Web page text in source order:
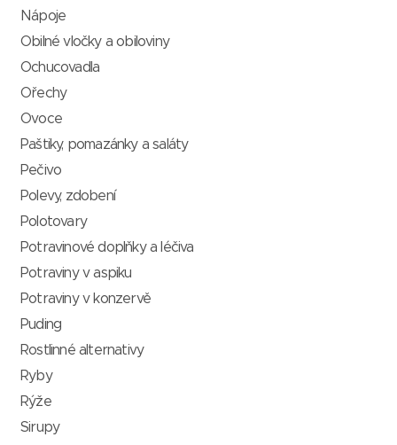
Nápoje
Obilné vločky a obiloviny
Ochucovadla
Ořechy
Ovoce
Paštiky, pomazánky a saláty
Pečivo
Polevy, zdobení
Polotovary
Potravinové doplňky a léčiva
Potraviny v aspiku
Potraviny v konzervě
Puding
Rostlinné alternativy
Ryby
Rýže
Sirupy